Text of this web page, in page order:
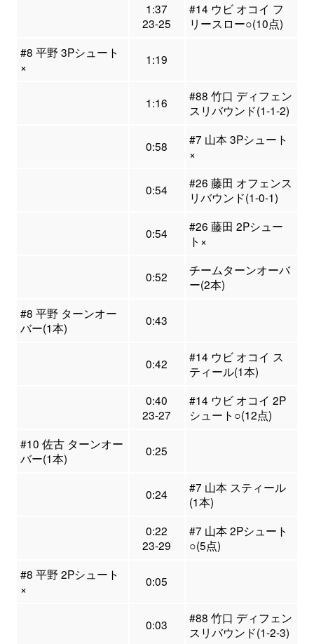
1:37
23-25
#14 ウビ オコイ フ
リースロー○(10点)
#8 平野 3Pシュート
×
1:19
1:16
#88 竹口 ディフェン
スリバウンド(1-1-2)
0:58
#7 山本 3Pシュート
×
0:54
#26 藤田 オフェンス
リバウンド(1-0-1)
0:54
#26 藤田 2Pシュー
ト×
0:52
チームターンオーバ
ー(2本)
#8 平野 ターンオー
バー(1本)
0:43
0:42
#14 ウビ オコイ ス
ティール(1本)
0:40
23-27
#14 ウビ オコイ 2P
シュート○(12点)
#10 佐古 ターンオー
バー(1本)
0:25
0:24
#7 山本 スティール
(1本)
0:22
23-29
#7 山本 2Pシュート
○(5点)
#8 平野 2Pシュート
×
0:05
0:03
#88 竹口 ディフェン
スリバウンド(1-2-3)